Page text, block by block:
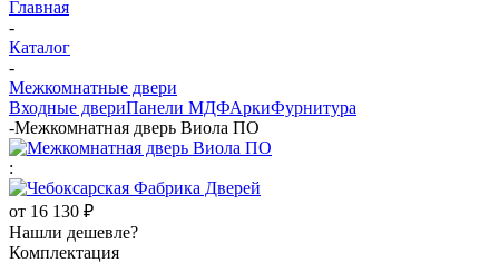
Главная
-
Каталог
-
Межкомнатные двери
Входные двериПанели МДФАркиФурнитура
-Межкомнатная дверь Виола ПО
:
от 16 130 ₽
Нашли дешевле?
Комплектация